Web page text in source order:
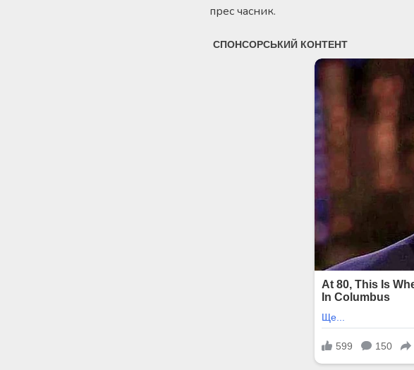
прес часник.